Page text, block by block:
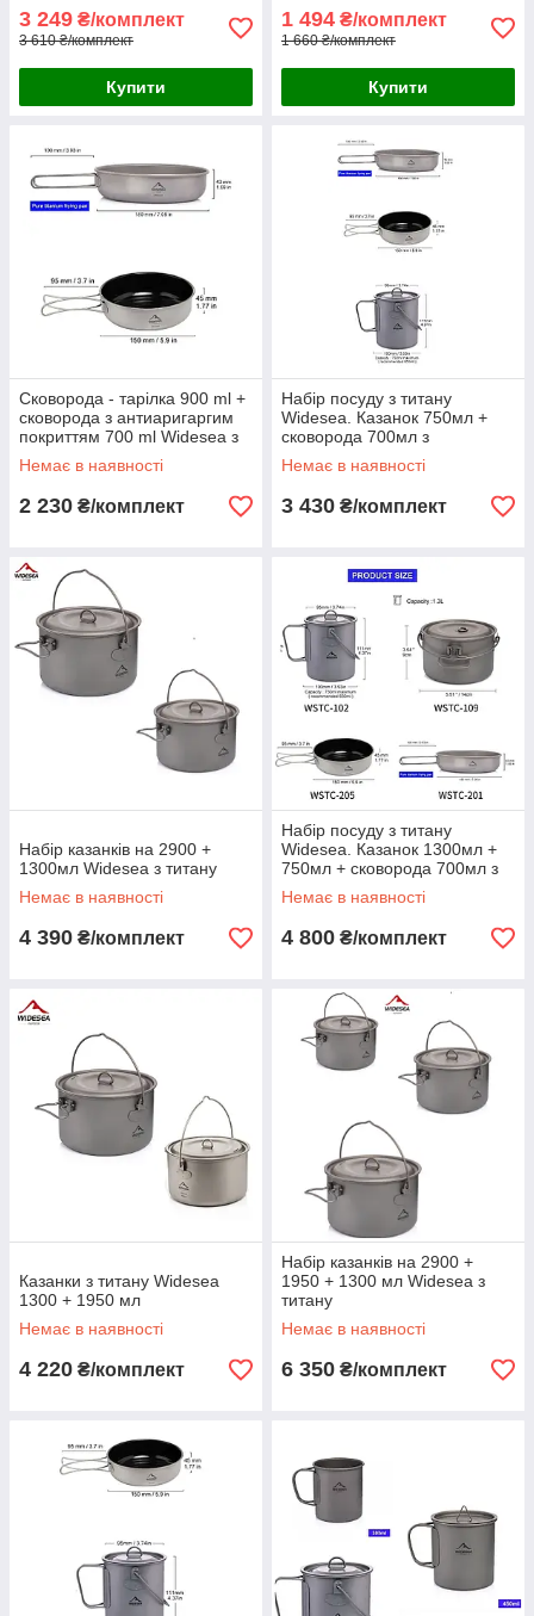
3 249 ₴/комплект
3 610 ₴/комплект
Купити
1 494 ₴/комплект
1 660 ₴/комплект
Купити
Сковорода - тарілка 900 ml +
сковорода з антиаригаргим
покриттям 700 ml Widesea з
титану
Немає в наявності
2 230 ₴/комплект
Набір посуду з титану
Widesea. Казанок 750мл +
сковорода 700мл з
антипригарним покриттям +
тарілка 900мл
Немає в наявності
3 430 ₴/комплект
Набір казанків на 2900 +
1300мл Widesea з титану
Немає в наявності
4 390 ₴/комплект
Набір посуду з титану
Widesea. Казанок 1300мл +
750мл + сковорода 700мл з
антипригарним покриттям +
тарілка 900мл
Немає в наявності
4 800 ₴/комплект
Казанки з титану Widesea
1300 + 1950 мл
Немає в наявності
4 220 ₴/комплект
Набір казанків на 2900 +
1950 + 1300 мл Widesea з
титану
Немає в наявності
6 350 ₴/комплект